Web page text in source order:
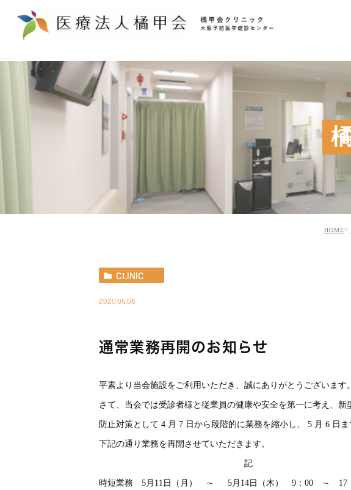
HOME
CLINIC
2020.05.08
通常業務再開のお知らせ
平素より当会施設をご利用いただき、誠にありがとうございます
さて、当会では受診者様と従業員の健康や安全を第一に考え、
防止対策として 4 月 7 日から段階的に業務を縮小し、 5 月 6 日
下記の通り業務を再開させていただきます。
記
時短業務 5月11日（月） ～ 5月14日（木） 9：00 ～ 17